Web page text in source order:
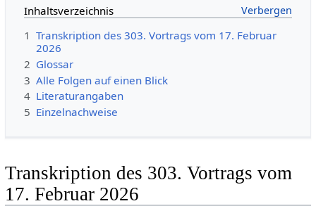
Inhaltsverzeichnis
1 Transkription des 303. Vortrags vom 17. Februar
2026
2 Glossar
3 Alle Folgen auf einen Blick
4 Literaturangaben
5 Einzelnachweise
Transkription des 303. Vortrags vom
17. Februar 2026